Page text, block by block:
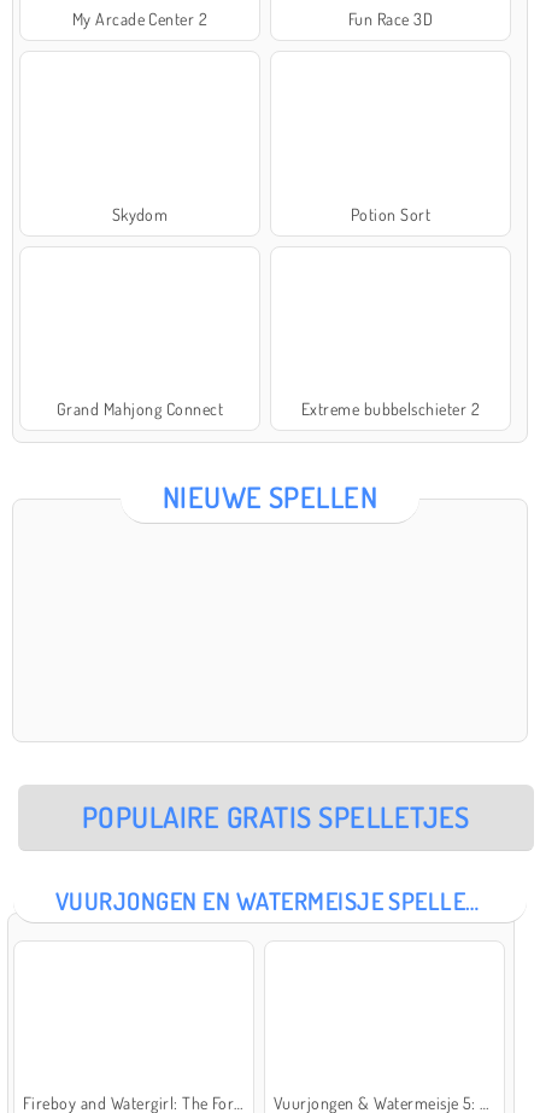
My Arcade Center 2 Fun Race 3D
Skydom Potion Sort
Grand Mahjong Connect Extreme bubbelschieter 2
NIEUWE SPELLEN
POPULAIRE GRATIS SPELLETJES
VUURJONGEN EN WATERMEISJE SPELLETJES